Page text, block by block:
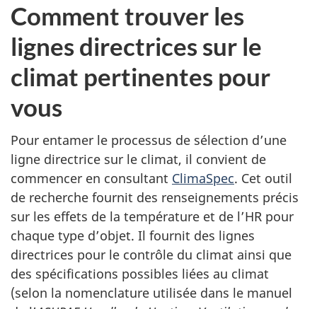
Comment trouver les
lignes directrices sur le
climat pertinentes pour
vous
Pour entamer le processus de sélection d’une
ligne directrice sur le climat, il convient de
commencer en consultant ClimaSpec. Cet outil
de recherche fournit des renseignements précis
sur les effets de la température et de l’HR pour
chaque type d’objet. Il fournit des lignes
directrices pour le contrôle du climat ainsi que
des spécifications possibles liées au climat
(selon la nomenclature utilisée dans le manuel